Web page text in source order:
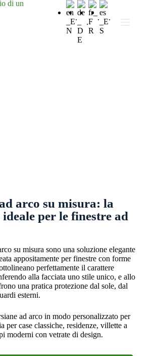
.
.
. .
arco su misura: la
per le finestre ad
su misura sono una soluzione elegante
appositamente per finestre con forme
perfettamente il carattere
alla facciata uno stile unico, e allo
una pratica protezione dal sole, dal
esterni.
ad arco in modo personalizzato per
per case classiche, residenze, villette a
moderni con vetrate di design.